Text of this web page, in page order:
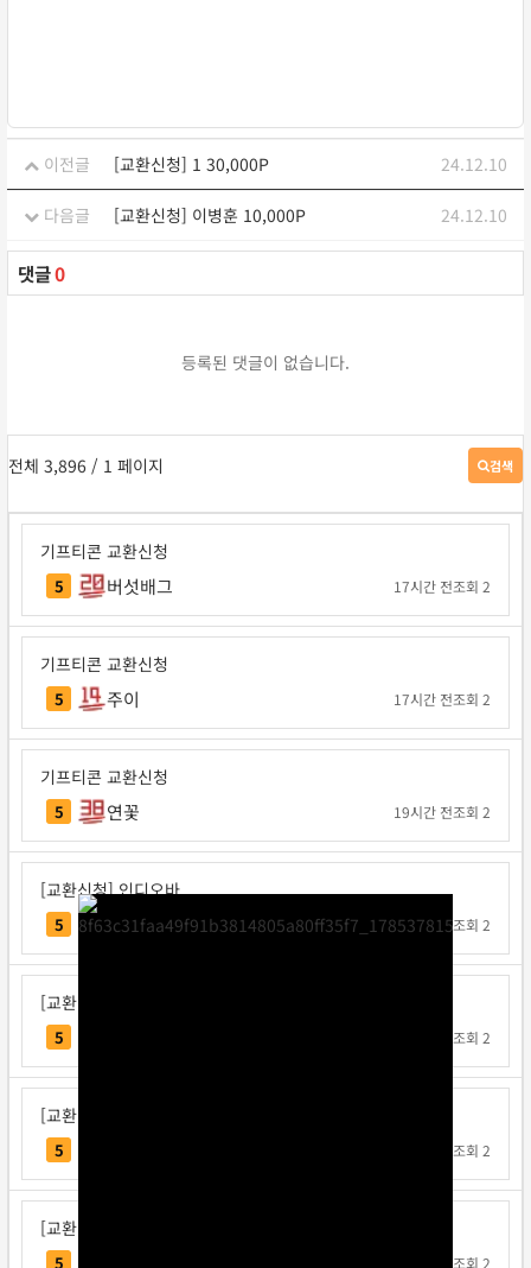
이전글 [교환신청] 1 30,000P 24.12.10
다음글 [교환신청] 이병훈 10,000P 24.12.10
댓글0
등록된 댓글이 없습니다.
전체 3,896 / 1 페이지 검색
게
판
검
기프티콘 교환신청
5 버섯배그 17시간 전조회 2
기프티콘 교환신청
5 주이 17시간 전조회 2
기프티콘 교환신청
5 연꽃 19시간 전조회 2
[교환신청] 인디오바
5 인디오바 1일 전조회 2
[교환신청] 지크사
5 조회 2
[교환신청] 탁구왕김탁구
5 조회 2
[교환신청] 베리독
5 조회 2